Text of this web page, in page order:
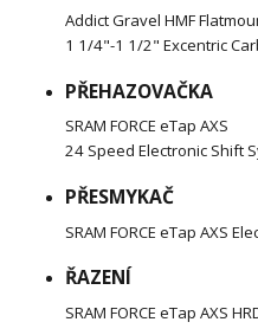
Addict Gravel HMF
1 1/4"-1 1/2" Excentric
PŘEHAZOVAČKA
SRAM FORCE eTap AXS
24 Speed Electronic Shift
PŘESMYKAČ
SRAM FORCE eTap AXS
ŘAZENÍ
SRAM FORCE eTap AXS